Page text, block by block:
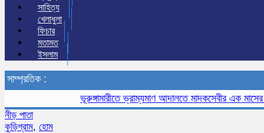
সাহিত্য
খেলাধুলা
ফিচার
মতামত
ইসলাম
সাম্প্রতিক :
ভূরুঙ্গামারীতে ভ্রাম্যমাণ আদালতে মাদকসেবীর এক মাসের
নীড় পাতা
কুড়িগ্রাম, হোম